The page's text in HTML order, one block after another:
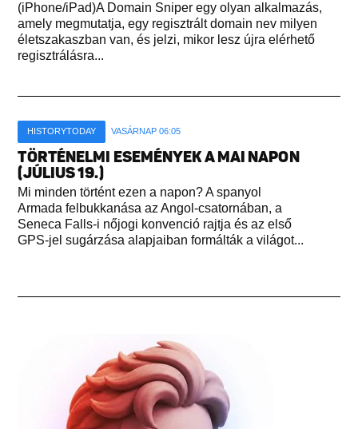
(iPhone/iPad)A Domain Sniper egy olyan alkalmazás,
amely megmutatja, egy regisztrált domain nev milyen
életszakaszban van, és jelzi, mikor lesz újra elérhető
regisztrálásra...
HISTORYTODAY VASÁRNAP 06:05
TÖRTÉNELMI ESEMÉNYEK A MAI NAPON
(JÚLIUS 19.)
Mi minden történt ezen a napon? A spanyol
Armada felbukkanása az Angol-csatornában, a
Seneca Falls-i nőjogi konvenció rajtja és az első
GPS-jel sugárzása alapjaiban formálták a világot...